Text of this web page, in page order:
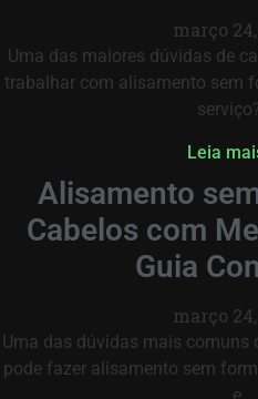
março
Uma das maiores dúvidas de
trabalhar com alisamento sem
Leia
Alisamento
Cabelos com
Guia
março
Uma das dúvidas mais comuns
pode fazer alisamento sem